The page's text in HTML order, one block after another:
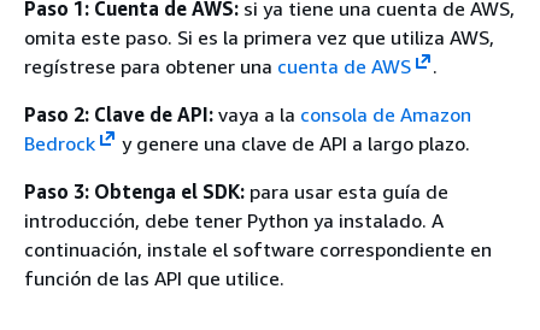
Paso 1: Cuenta de AWS: si ya tiene una cuenta de AWS,
omita este paso. Si es la primera vez que utiliza AWS,
regístrese para obtener una cuenta de AWS
.
Paso 2: Clave de API: vaya a la consola de Amazon
Bedrock
y genere una clave de API a largo plazo.
Paso 3: Obtenga el SDK: para usar esta guía de
introducción, debe tener Python ya instalado. A
continuación, instale el software correspondiente en
función de las API que utilice.